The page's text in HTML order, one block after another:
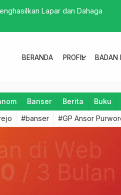
dan Dahaga
BERANDA PROFIL
expand_more BADAN
Banser Berita Buku
#banser #GP Ansor